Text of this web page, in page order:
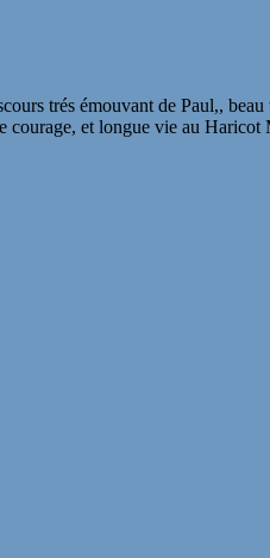
trés émouvant de Paul,,
courage, et longue vie au Haricot